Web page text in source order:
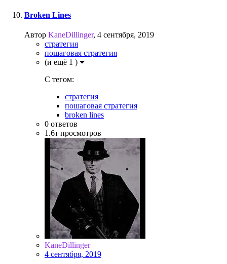
Broken Lines
Автор KaneDillinger, 4 сентября, 2019
стратегия
пошаговая стратегия
(и ещё 1 )
C тегом:
стратегия
пошаговая стратегия
broken lines
0 ответов
1.6т просмотров
KaneDillinger
4 сентября, 2019